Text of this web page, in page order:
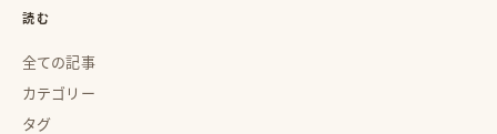
読む
全ての記事
カテゴリー
タグ